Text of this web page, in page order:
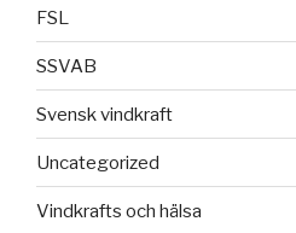
FSL
SSVAB
Svensk vindkraft
Uncategorized
Vindkrafts och hälsa